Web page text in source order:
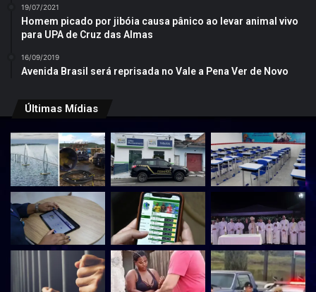
19/07/2021
Homem picado por jibóia causa pânico ao levar animal vivo
para UPA de Cruz das Almas
16/09/2019
Avenida Brasil será reprisada no Vale a Pena Ver de Novo
Últimas Mídias